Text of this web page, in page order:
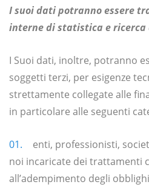
I suoi dati potranno essere
interne di statistica e ricerca
I Suoi dati, inoltre, potranno
soggetti terzi, per esigenze
strettamente collegate alle
in particolare alle seguenti
enti, professionisti,
noi incaricate dei trattamenti
all’adempimento degli